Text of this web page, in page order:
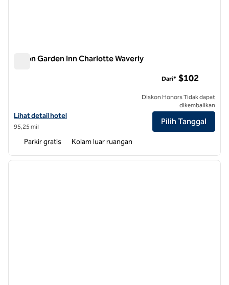
Hilton Garden Inn Charlotte Waverly
Lihat detail hotel untuk Hilton Garden Inn Charlotte Waverly
Lihat detail hotel
95,25 mil
Dari* $102
Diskon Honors Tidak dapat
dikembalikan
Pilih Tanggal
Parkir gratis Kolam luar ruangan
1 dari 8